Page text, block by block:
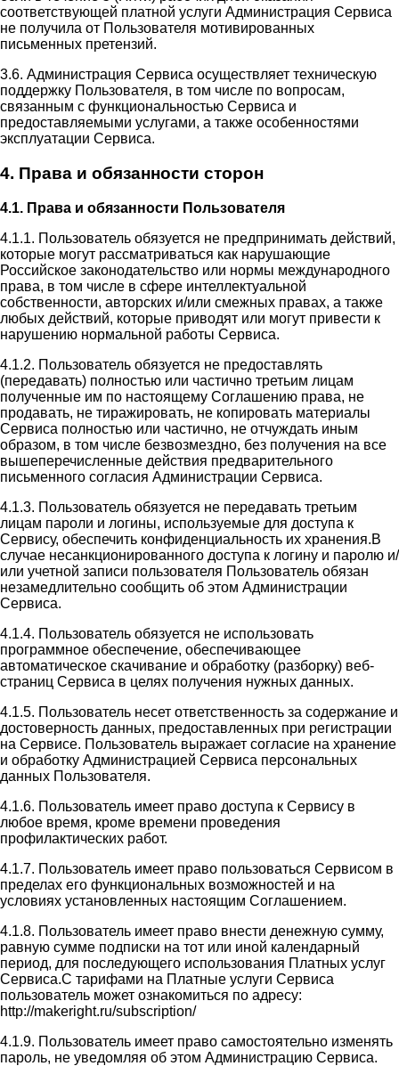
соответствующей платной услуги Администрация Сервиса
не получила от Пользователя мотивированных
письменных претензий.
3.6. Администрация Сервиса осуществляет техническую
поддержку Пользователя, в том числе по вопросам,
связанным с функциональностью Сервиса и
предоставляемыми услугами, а также особенностями
эксплуатации Сервиса.
4. Права и обязанности сторон
4.1. Права и обязанности Пользователя
4.1.1. Пользователь обязуется не предпринимать действий,
которые могут рассматриваться как нарушающие
Российское законодательство или нормы международного
права, в том числе в сфере интеллектуальной
собственности, авторских и/или смежных правах, а также
любых действий, которые приводят или могут привести к
нарушению нормальной работы Сервиса.
4.1.2. Пользователь обязуется не предоставлять
(передавать) полностью или частично третьим лицам
полученные им по настоящему Соглашению права, не
продавать, не тиражировать, не копировать материалы
Сервиса полностью или частично, не отчуждать иным
образом, в том числе безвозмездно, без получения на все
вышеперечисленные действия предварительного
письменного согласия Администрации Сервиса.
4.1.3. Пользователь обязуется не передавать третьим
лицам пароли и логины, используемые для доступа к
Сервису, обеспечить конфиденциальность их хранения.В
случае несанкционированного доступа к логину и паролю и/
или учетной записи пользователя Пользователь обязан
незамедлительно сообщить об этом Администрации
Сервиса.
4.1.4. Пользователь обязуется не использовать
программное обеспечение, обеспечивающее
автоматическое скачивание и обработку (разборку) веб-
страниц Сервиса в целях получения нужных данных.
4.1.5. Пользователь несет ответственность за содержание и
достоверность данных, предоставленных при регистрации
на Сервисе. Пользователь выражает согласие на хранение
и обработку Администрацией Сервиса персональных
данных Пользователя.
4.1.6. Пользователь имеет право доступа к Сервису в
любое время, кроме времени проведения
профилактических работ.
4.1.7. Пользователь имеет право пользоваться Сервисом в
пределах его функциональных возможностей и на
условиях установленных настоящим Соглашением.
4.1.8. Пользователь имеет право внести денежную сумму,
равную сумме подписки на тот или иной календарный
период, для последующего использования Платных услуг
Сервиса.С тарифами на Платные услуги Сервиса
пользователь может ознакомиться по адресу:
http://makeright.ru/subscription/
4.1.9. Пользователь имеет право самостоятельно изменять
пароль, не уведомляя об этом Администрацию Сервиса.